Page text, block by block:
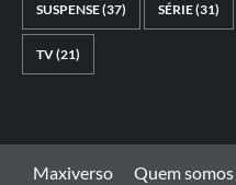
SUSPENSE(37) SÉRIE(31)
TV(21)
Maxiverso Quem somos